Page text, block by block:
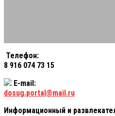
Телефон:
8 916 074 73 15
E-mail:
dosug.portal@mail.ru
Информационный и